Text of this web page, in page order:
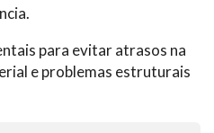
para evitar atrasos na
e problemas estruturais